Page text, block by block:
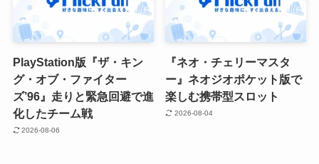
PlayStation版『ザ・キン
グ・オブ・ファイター
ズ’96』走りと緊急回避で進
化したチーム戦
2026-08-06
『ネオ・チェリーマスタ
ー』ネオジオポケット版で
楽しむ携帯型スロット
2026-08-04